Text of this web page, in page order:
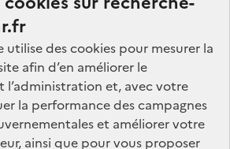
utilise des cookies pour mesurer la
afin d’en améliorer le
et, avec votre
la performance des campagnes
et améliorer votre
ainsi que pour vous proposer